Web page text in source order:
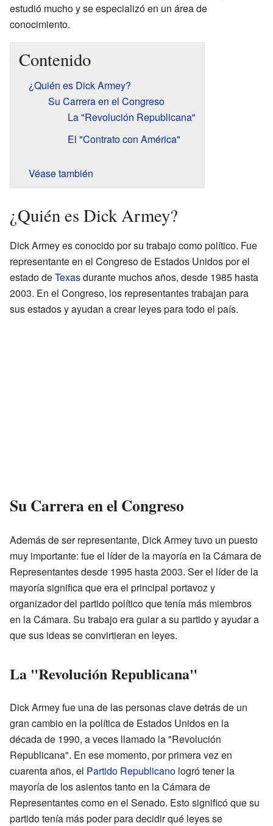
estudió mucho y se especializó en un área de
conocimiento.
Contenido
¿Quién es Dick Armey?
Su Carrera en el Congreso
La "Revolución Republicana"
El "Contrato con América"
Véase también
¿Quién es Dick Armey?
Dick Armey es conocido por su trabajo como político. Fue
representante en el Congreso de Estados Unidos por el
estado deTexasdurante muchos años, desde 1985 hasta
2003. En el Congreso, los representantes trabajan para
sus estados y ayudan a crear leyes para todo el país.
Su Carrera en el Congreso
Además de ser representante, Dick Armey tuvo un puesto
muy importante: fue el líder de la mayoría en la Cámara de
Representantes desde 1995 hasta 2003. Ser el líder de la
mayoría significa que era el principal portavoz y
organizador del partido político que tenía más miembros
en la Cámara. Su trabajo era guiar a su partido y ayudar a
que sus ideas se convirtieran en leyes.
La "Revolución Republicana"
Dick Armey fue una de las personas clave detrás de un
gran cambio en la política de Estados Unidos en la
década de 1990, a veces llamado la "Revolución
Republicana". En ese momento, por primera vez en
cuarenta años, el Partido Republicano logró tener la
mayoría de los asientos tanto en la Cámara de
Representantes como en el Senado. Esto significó que su
partido tenía más poder para decidir qué leyes se